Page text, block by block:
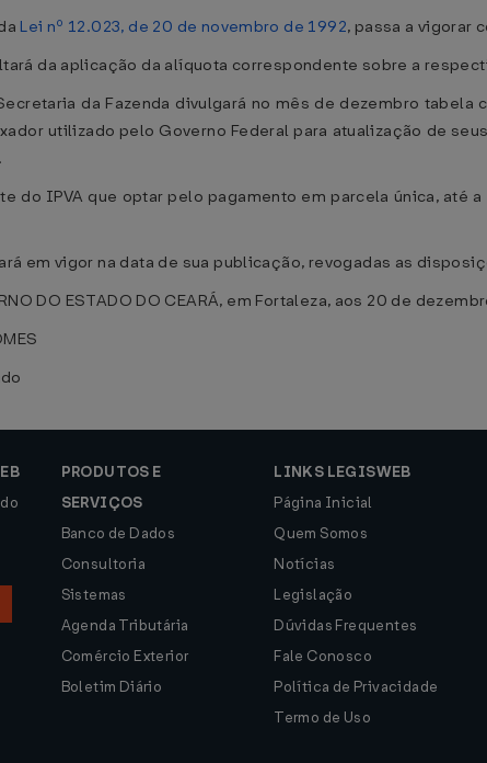
Lei nº 12.023, de 20 de novembro de 1992, passa a vigorar
da aplicação da alíquota correspondente sobre a
da Fazenda divulgará no mês de dezembro
utilizado pelo Governo Federal para atualização de
do IPVA que optar pelo pagamento em parcela única, até
em vigor na data de sua publicação, revogadas as
DO ESTADO DO CEARÁ, em Fortaleza, aos 20 de
PRODUTOS E
SERVIÇOS
Banco de Dados
Consultoria
Sistemas
Agenda Tributária
Comércio Exterior
Boletim Diário
LINKS LEGISWEB
Página Inicial
Quem Somos
Notícias
Legislação
Dúvidas Frequentes
Fale Conosco
Política de Privacidade
Termo de Uso